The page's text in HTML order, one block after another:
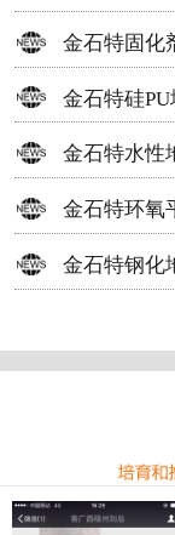
金石特固化
金石特硅
金石特水性
金石特环氧
金石特钢化